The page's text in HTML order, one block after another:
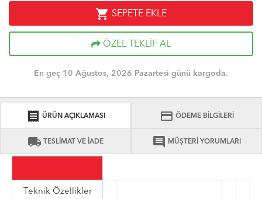
shopping_cart SEPETE EKLE
ÖZEL TEKLİF AL
En geç 10 Ağustos, 2026 Pazartesi günü kargoda.
receipt ÜRÜN AÇIKLAMASI credit_card ÖDEME BİLGİLERİ
local_shipping TESLİMAT VE İADE comment MÜŞTERİ YORUMLARI
Teknik Özellikler